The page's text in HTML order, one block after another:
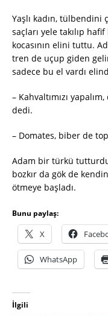
Yaşlı kadın, tülbendini
saçları yele takılıp
kocasının elini tuttu.
tren de uçup giden
sadece bu el vardı
– Kahvaltımızı
dedi.
– Domates, biber de
Adam bir türkü tutturdu
bozkır da gök de
ötmeye başladı.
Bunu paylaş:
X
WhatsApp
İlgili